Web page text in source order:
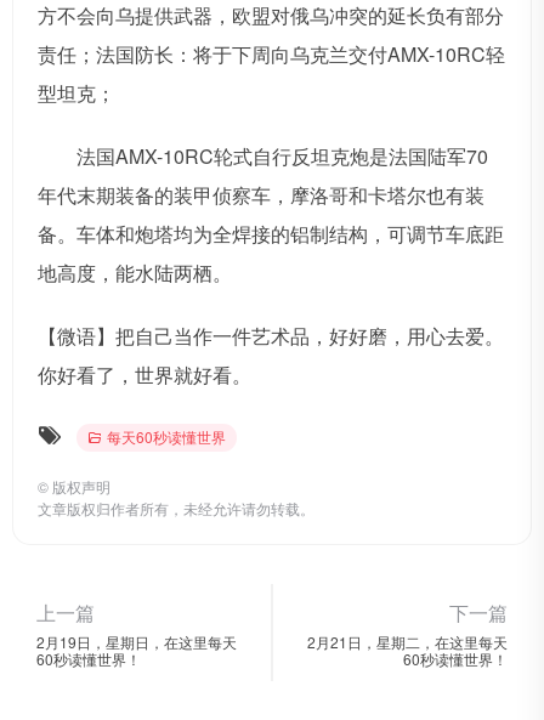
方不会向乌提供武器，欧盟对俄乌冲突的延长负有部分
责任；法国防长：将于下周向乌克兰交付AMX-10RC轻
型坦克；
法国AMX-10RC轮式自行反坦克炮是法国陆军70
年代末期装备的装甲侦察车，摩洛哥和卡塔尔也有装
备。车体和炮塔均为全焊接的铝制结构，可调节车底距
地高度，能水陆两栖。
【微语】把自己当作一件艺术品，好好磨，用心去爱。
你好看了，世界就好看。
每天60秒读懂世界
© 版权声明
文章版权归作者所有，未经允许请勿转载。
上一篇
2月19日，星期日，在这里每天
60秒读懂世界！
下一篇
2月21日，星期二，在这里每天
60秒读懂世界！